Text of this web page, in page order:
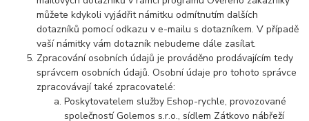
můžete kdykoli vyjádřit námitku odmítnutím dalších
dotazníků pomocí odkazu v e-mailu s dotazníkem. V případě
vaší námitky vám dotazník nebudeme dále zasílat.
Zpracování osobních údajů je prováděno prodávajícím tedy
správcem osobních údajů. Osobní údaje pro tohoto správce
zpracovávají také zpracovatelé:
Poskytovatelem služby Eshop-rychle, provozované
společností Golemos s.r.o., sídlem Zátkovo nábřeží